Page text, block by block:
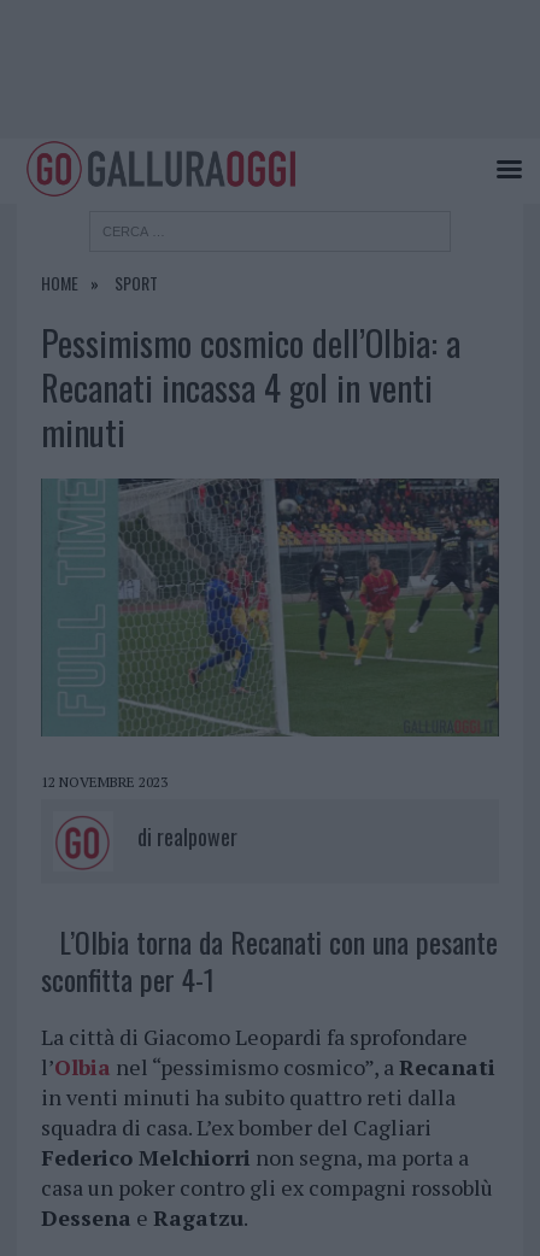
HOME SPORT
Pessimismo cosmico dell’Olbia: a
Recanati incassa 4 gol in venti
minuti
12 NOVEMBRE 2023
di realpower
L’Olbia torna da Recanati con una pesante
sconfitta per 4-1
La città di Giacomo Leopardi fa sprofondare
l’Olbia nel “pessimismo cosmico”, aRecanati
in venti minuti ha subito quattro reti dalla
squadra di casa. L’ex bomber del Cagliari
Federico Melchiorri non segna, ma porta a
casa un poker contro gli ex compagni rossoblù
Dessena e Ragatzu.